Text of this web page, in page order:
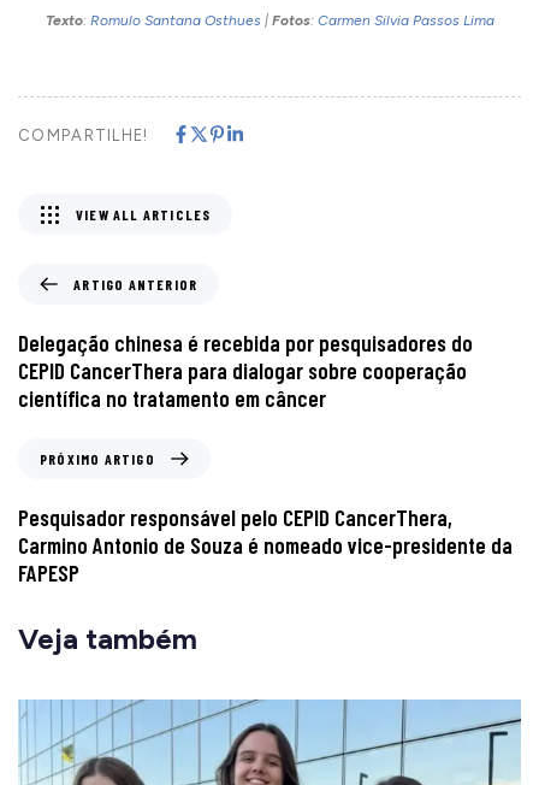
Texto: Romulo Santana Osthues| Fotos: Carmen Silvia Passos Lima
COMPARTILHE!
ARTIGO ANTERIOR
Delegação chinesa é recebida por pesquisadores do
CEPID CancerThera para dialogar sobre cooperação
científica no tratamento em câncer
VIEW ALL ARTICLES
PRÓXIMO ARTIGO
Pesquisador responsável pelo CEPID CancerThera,
Carmino Antonio de Souza é nomeado vice-presidente da
FAPESP
Veja também